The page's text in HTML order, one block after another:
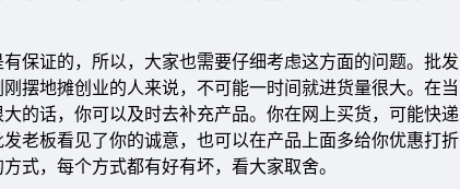
保证的，所以，大家也需要仔细考虑这方面的问题。批发
摆地摊创业的人来说，不可能一时间就进货量很大。在当
的话，你可以及时去补充产品。你在网上买货，可能快递
老板看见了你的诚意，也可以在产品上面多给你优惠打折
式，每个方式都有好有坏，看大家取舍。